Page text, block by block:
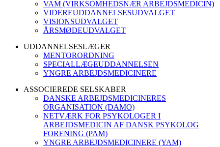
VAM (VIRKSOMHEDSNÆR ARBEJDSMEDICIN)
VIDEREUDDANNELSESUDVALGET
VISIONSUDVALGET
ÅRSMØDEUDVALGET
UDDANNELSESLÆGER
MENTORORDNING
SPECIALLÆGEUDDANNELSEN
YNGRE ARBEJDSMEDICINERE
ASSOCIEREDE SELSKABER
DANSKE ARBEJDSMEDICINERES
ORGANISATION (DAMO)
NETVÆRK FOR PSYKOLOGER I
ARBEJDSMEDICIN AF DANSK PSYKOLOG
FORENING (PAM)
YNGRE ARBEJDSMEDICINERE (YAM)